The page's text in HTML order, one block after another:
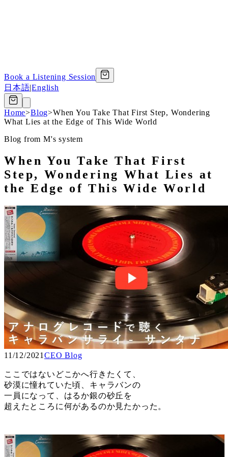
Book a Listening Session
日本語|English
Home>Blog>When You Take That First Step, Wondering
What Lies at the Edge of This Wide World
Blog from M's system
When You Take That First
Step, Wondering What Lies at
the Edge of This Wide World
11/12/2021 CEO Blog
ここではないどこかへ行きたくて、
砂漠に憧れていた頃、キャラバンの
一員になって、はるか銀の砂丘を
超えたところに何があるのか見たかった。